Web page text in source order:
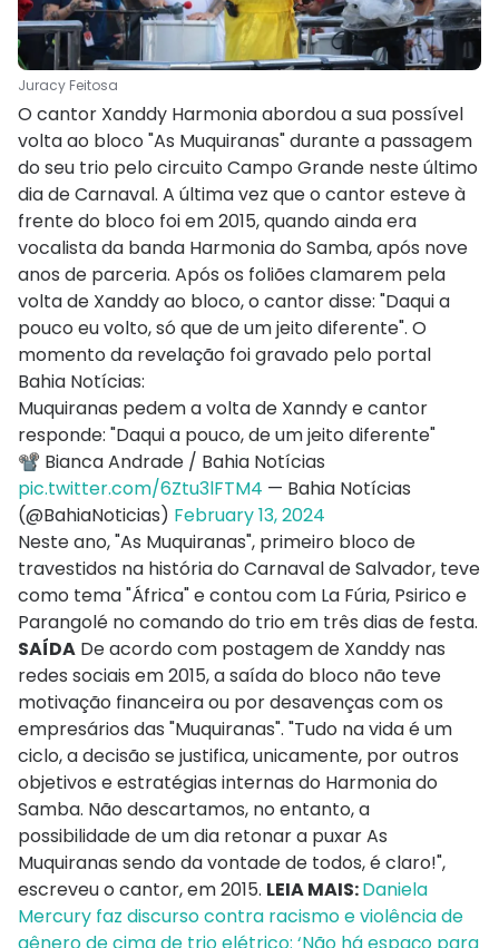
Juracy Feitosa
O cantor Xanddy Harmonia abordou a sua possível
volta ao bloco "As Muquiranas" durante a passagem
do seu trio pelo circuito Campo Grande neste último
dia de Carnaval. A última vez que o cantor esteve à
frente do bloco foi em 2015, quando ainda era
vocalista da banda Harmonia do Samba, após nove
anos de parceria. Após os foliões clamarem pela
volta de Xanddy ao bloco, o cantor disse: "Daqui a
pouco eu volto, só que de um jeito diferente". O
momento da revelação foi gravado pelo portal
Bahia Notícias:
Muquiranas pedem a volta de Xanndy e cantor
responde: "Daqui a pouco, de um jeito diferente"
📽️ Bianca Andrade / Bahia Notícias
pic.twitter.com/6Ztu3lFTM4 — Bahia Notícias
(@BahiaNoticias) February 13, 2024
Neste ano, "As Muquiranas", primeiro bloco de
travestidos na história do Carnaval de Salvador, teve
como tema "África" e contou com La Fúria, Psirico e
Parangolé no comando do trio em três dias de festa.
SAÍDA De acordo com postagem de Xanddy nas
redes sociais em 2015, a saída do bloco não teve
motivação financeira ou por desavenças com os
empresários das "Muquiranas". "Tudo na vida é um
ciclo, a decisão se justifica, unicamente, por outros
objetivos e estratégias internas do Harmonia do
Samba. Não descartamos, no entanto, a
possibilidade de um dia retonar a puxar As
Muquiranas sendo da vontade de todos, é claro!",
escreveu o cantor, em 2015. LEIA MAIS:Daniela
Mercury faz discurso contra racismo e violência de